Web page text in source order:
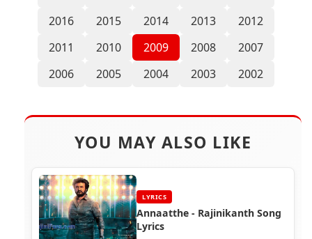
2016
2015 2014 2013
2012
2011
2010 2009 2008
2007
2006
2005 2004 2003 2002
YOU MAY ALSO LIKE
LYRICS
Annaatthe - Rajinikanth Song
Lyrics